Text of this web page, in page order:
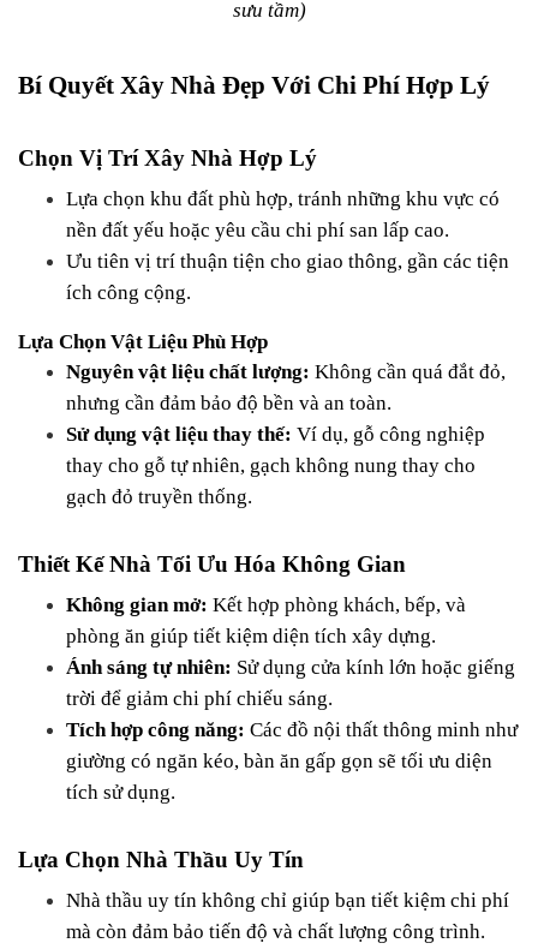
sưu tầm)
Bí Quyết Xây Nhà Đẹp Với Chi Phí Hợp Lý
Chọn Vị Trí Xây Nhà Hợp Lý
Lựa chọn khu đất phù hợp, tránh những khu vực có
nền đất yếu hoặc yêu cầu chi phí san lấp cao.
Ưu tiên vị trí thuận tiện cho giao thông, gần các tiện
ích công cộng.
Lựa Chọn Vật Liệu Phù Hợp
Nguyên vật liệu chất lượng: Không cần quá đắt đỏ,
nhưng cần đảm bảo độ bền và an toàn.
Sử dụng vật liệu thay thế: Ví dụ, gỗ công nghiệp
thay cho gỗ tự nhiên, gạch không nung thay cho
gạch đỏ truyền thống.
Thiết Kế Nhà Tối Ưu Hóa Không Gian
Không gian mở: Kết hợp phòng khách, bếp, và
phòng ăn giúp tiết kiệm diện tích xây dựng.
Ánh sáng tự nhiên: Sử dụng cửa kính lớn hoặc giếng
trời để giảm chi phí chiếu sáng.
Tích hợp công năng: Các đồ nội thất thông minh như
giường có ngăn kéo, bàn ăn gấp gọn sẽ tối ưu diện
tích sử dụng.
Lựa Chọn Nhà Thầu Uy Tín
Nhà thầu uy tín không chỉ giúp bạn tiết kiệm chi phí
mà còn đảm bảo tiến độ và chất lượng công trình.